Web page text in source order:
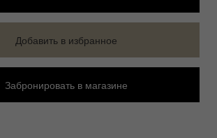
Добавить в избранное
Забронировать в магазине